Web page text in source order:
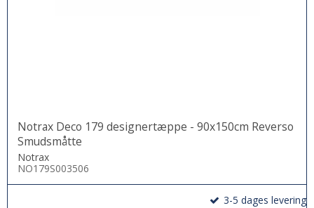
Notrax Deco 179 designertæppe - 90x150cm Reverso
Smudsmåtte
Notrax
NO179S003506
3-5 dages levering